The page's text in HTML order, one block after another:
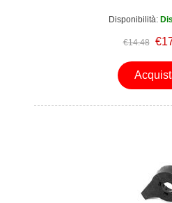
Disponibilità:
€14.48